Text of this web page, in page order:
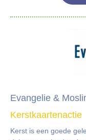
Evangelie &
Kerstkaartenactie
Kerst is een goede